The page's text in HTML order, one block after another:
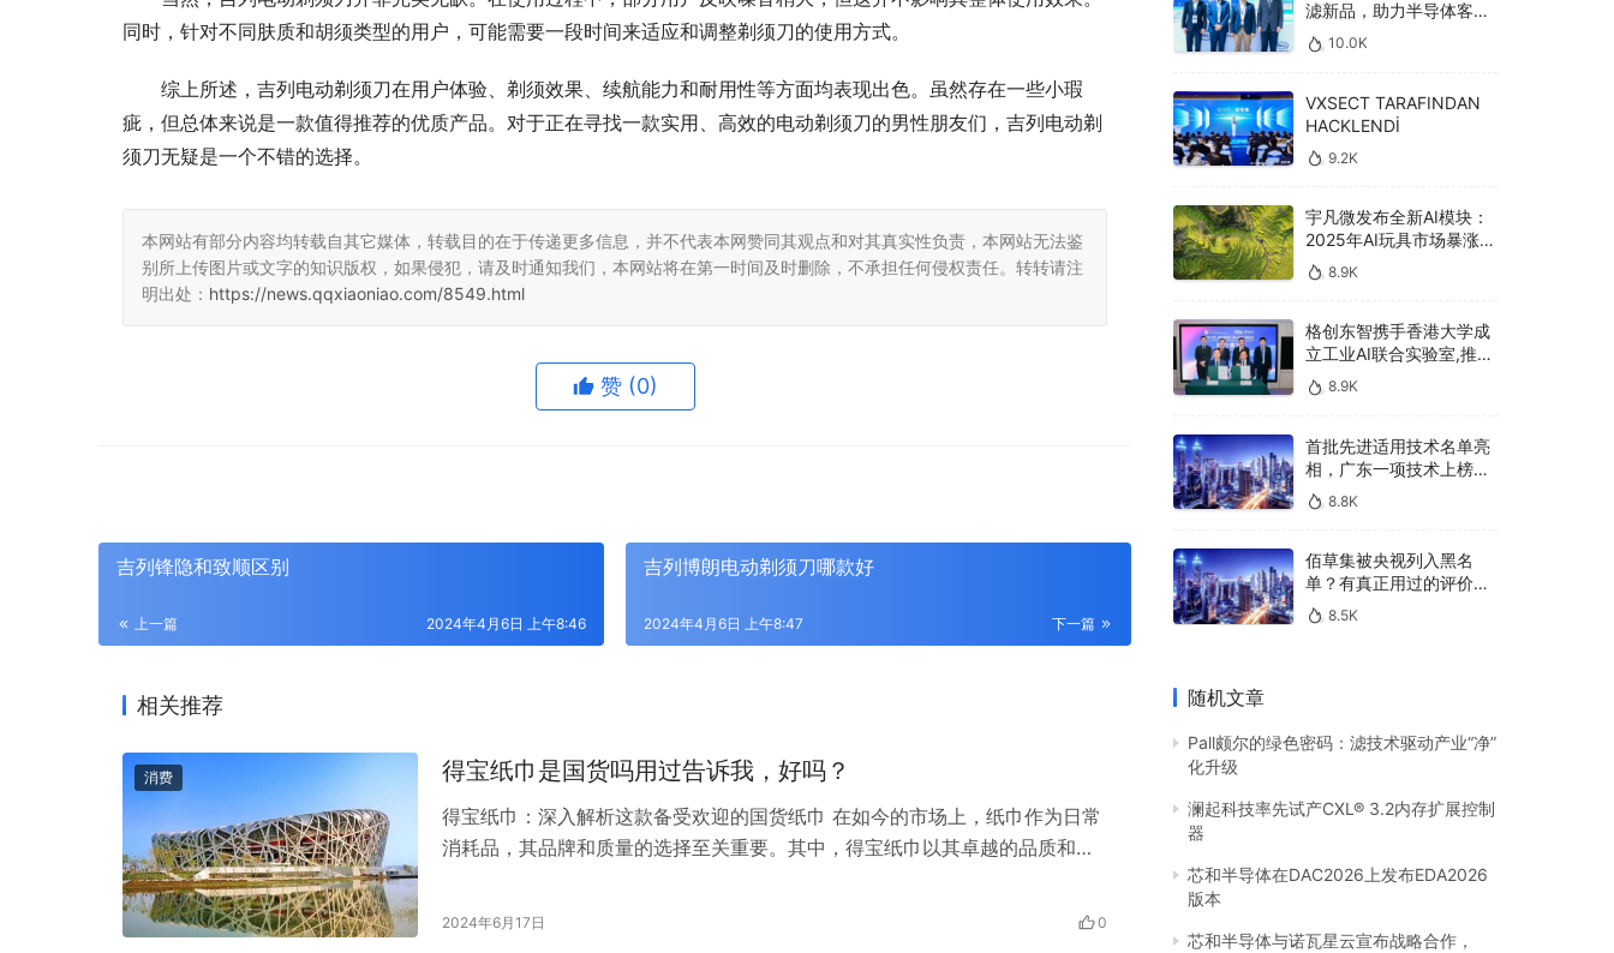
同时，针对不同肤质和胡须类型的用户，可能需要一段时间来适应和调整剃须刀的使用方式。
综上所述，吉列电动剃须刀在用户体验、剃须效果、续航能力和耐用性等方面均表现出色。虽然存在一些小瑕
疵，但总体来说是一款值得推荐的优质产品。对于正在寻找一款实用、高效的电动剃须刀的男性朋友们，吉列电动剃
须刀无疑是一个不错的选择。
本网站有部分内容均转载自其它媒体，转载目的在于传递更多信息，并不代表本网赞同其观点和对其真实性负责，本网站无法鉴
别所上传图片或文字的知识版权，如果侵犯，请及时通知我们，本网站将在第一时间及时删除，不承担任何侵权责任。转转请注
明出处： https://news.qqxiaoniao.com/8549.html
赞 (0)
吉列锋隐和致顺区别
上一篇 2024年4月6日 上午8:46
吉列博朗电动剃须刀哪款好
下一篇
2024年4月6日 上午8:47
相关推荐
消费 得宝纸巾是国货吗用过告诉我，好吗？
得宝纸巾：深入解析这款备受欢迎的国货纸巾 在如今的市场上，纸巾作为日常
消耗品，其品牌和质量的选择至关重要。其中，得宝纸巾以其卓越的品质和独
来，让我们一同走进得宝纸巾的世界，探寻其背后的故事。 首先，可以肯定的
2024年6月17日 0
滤新品，助力半导体客户
良率提升
10.0K
VXSECT TARAFINDAN
HACKLENDİ
9.2K
宇凡微发布全新AI模块：
2025年AI玩具市场暴涨
400亿，90%传统厂商的
生死战即将打响
8.9K
格创东智携手香港大学成
立工业AI联合实验室,推进
AMHS智能物料搬运调度
系统研发
8.9K
首批先进适用技术名单亮
相，广东一项技术上榜，
有何独特之处？
8.8K
佰草集被央视列入黑名
单？有真正用过的评价
吗？8.5K
随机文章
Pall颇尔的绿色密码：滤技术驱动产业“净”
化升级
澜起科技率先试产CXL® 3.2内存扩展控制
器
芯和半导体在DAC2026上发布EDA2026
版本
芯和半导体与诺瓦星云宣布战略合作，